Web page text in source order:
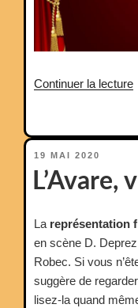
Continuer la lecturede
PUBLIÉ
LE
19 MAI 2020
L’Avare,
La représentation
en scène D.
Robec. Si vous
suggère de
lisez-la quand